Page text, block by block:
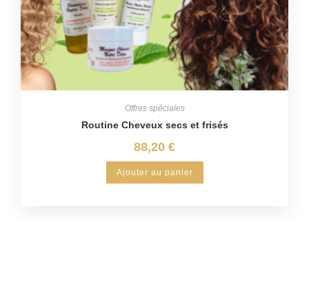
Offres spéciales
Routine Cheveux secs et frisés
88,20 €
Ajouter au panier